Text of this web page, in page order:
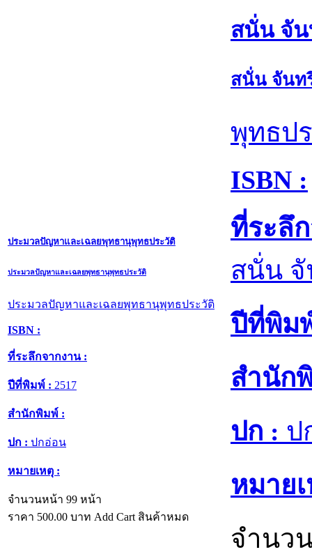
ประมวลปัญหาและเฉลยพุทธานุพุทธประวัติ
ประมวลปัญหาและเฉลยพุทธานุพุทธประวัติ
ประมวลปัญหาและเฉลยพุทธานุพุทธประวัติ
ISBN :
ที่ระลึกจากงาน :
ปีที่พิมพ์ : 2517
สำนักพิมพ์ :
ปก : ปกอ่อน
หมายเหตุ :
จำนวนหน้า 99 หน้า
ราคา 500.00 บาท Add Cart สินค้าหมด
สนั่น จั
สนั่น จันท
พุทธป
ISBN :
ที่ระลึ
สนั่น
ปีที่พิม
สำนัก
ปก : ป
หมาย
จำนว